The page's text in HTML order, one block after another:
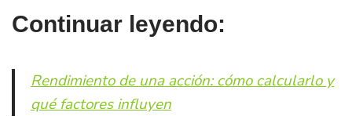
Continuar leyendo:
Rendimiento de una acción: cómo calcularlo y
qué factores influyen